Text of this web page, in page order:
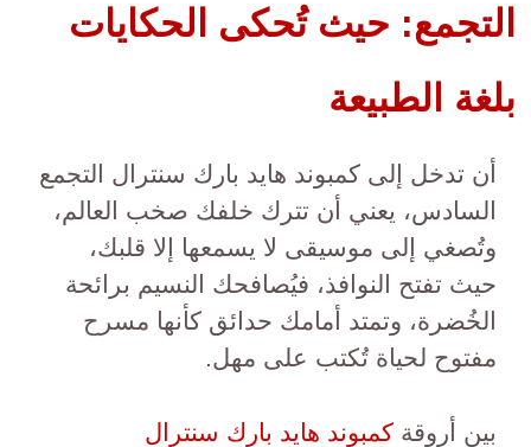
التجمع: حيث تُحكى الحكايات
بلغة الطبيعة
أن تدخل إلى كمبوند هايد بارك سنترال التجمع
السادس، يعني أن تترك خلفك صخب العالم،
وتُصغي إلى موسيقى لا يسمعها إلا قلبك،
حيث تفتح النوافذ، فيُصافحك النسيم برائحة
الخُضرة، وتمتد أمامك حدائق كأنها مسرح
مفتوح لحياة تُكتب على مهل.
بين أروقةكمبوند هايد بارك سنترال